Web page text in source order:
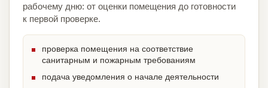
рабочему дню: от оценки помещения до готовности
к первой проверке.
проверка помещения на соответствие
санитарным и пожарным требованиям
подача уведомления о начале деятельности